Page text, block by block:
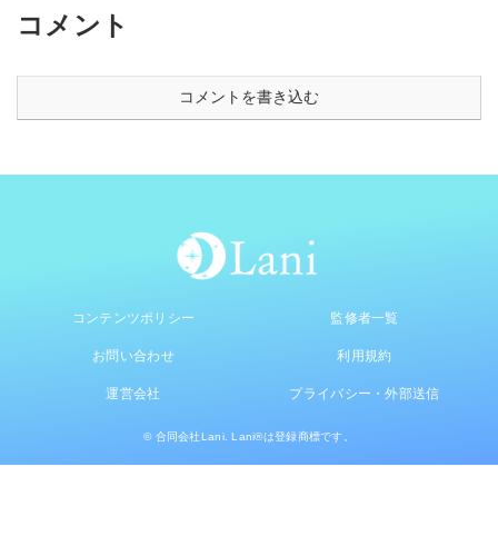
コメント
コメントを書き込む
コンテンツポリシー 監修者一覧
お問い合わせ 利用規約
運営会社 プライバシー・外部送信
© 合同会社Lani. Lani®は登録商標です。